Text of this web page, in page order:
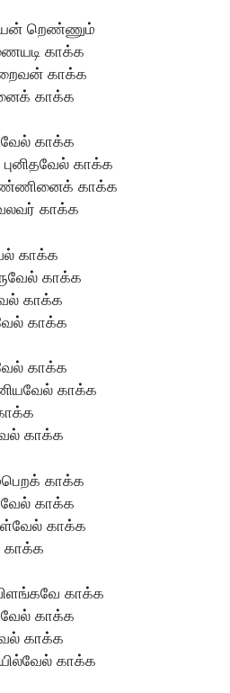
றெண்ணும்
காக்க
காக்க
காக்க
காக்க
காக்க
காக்க
காக்க
காக்க
காக்க
காக்க
காக்க
காக்க
காக்க
காக்க
காக்க
காக்க
காக்க
காக்க
காக்க
காக்க
காக்க
காக்க